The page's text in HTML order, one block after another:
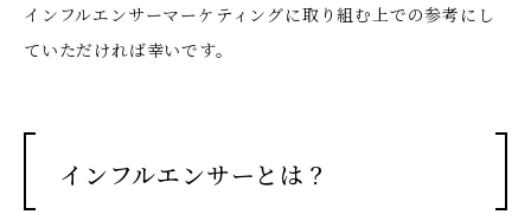
インフルエンサーマーケティングに取り組む上での参考にし
ていただければ幸いです。
インフルエンサーとは？